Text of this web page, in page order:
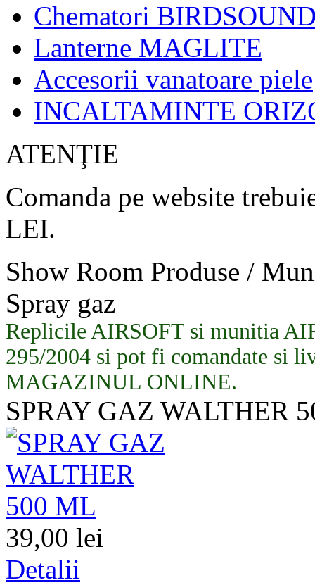
Chematori
Lanterne MAGLITE
Accesorii vanatoare piele
INCALTAMINTE
ATENŢIE
Comanda pe website
LEI.
Show Room Produse /
Spray gaz
Replicile AIRSOFT si munitia
295/2004 si pot fi comandate si
MAGAZINUL ONLINE.
SPRAY GAZ WALTHER
39,00 lei
Detalii